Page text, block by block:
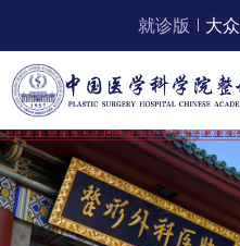
就诊版 大